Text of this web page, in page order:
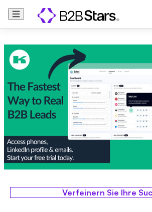
Verfeinern Sie Ihre